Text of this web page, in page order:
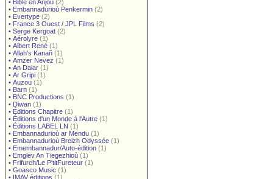
• Bible en Anjou (2)
• Embannadurioù Penkermin (2)
• Evertype (2)
• France 3 Ouest / JPL Films (2)
• Serge Kergoat (2)
• Aérolyre (1)
• Albert René (1)
• Allah's Kanañ (1)
• Amzer Nevez (1)
• An Dalar (1)
• Ar Gripi (1)
• Auzou (1)
• Barn (1)
• BNC Productions (1)
• Diwan (1)
• Éditions Chapitre (1)
• Éditions d'un Monde à l'Autre (1)
• Éditions LABEL LN (1)
• Embannadurioù ar Mendu (1)
• Embannadurioù Breizh Odyssée (1)
• Emembannadur/Auto-édition (1)
• Emglev An Tiegezhioù (1)
• Frifurch/Le P'titFureteur (1)
• Goasco Music (1)
• IMAV éditions (1)